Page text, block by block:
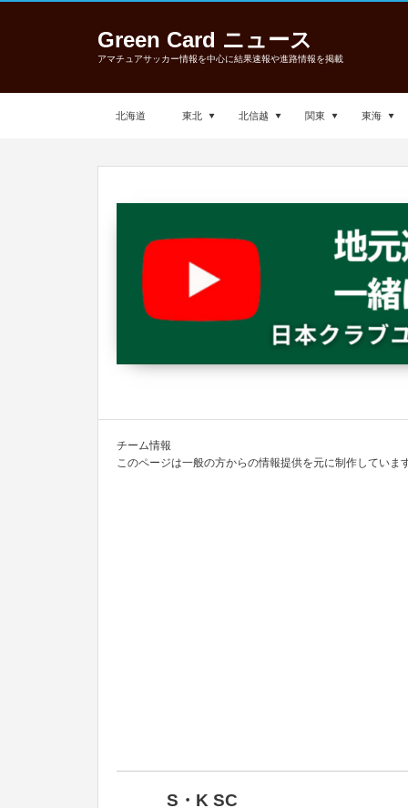
Green Card ニュース
アマチュアサッカー情報を中心に結果速報や進路情報を掲載
北海道 東北 北信越 関東 東海
チーム情報
このページは一般の方からの情報提供を元に制作してい
S・K SC